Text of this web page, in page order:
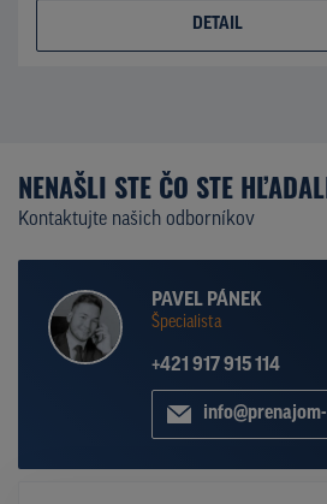
DETAIL
NENAŠLI STE ČO STE
Kontaktujte našich odborníkov
PAVEL PÁNEK
Špecialista
+421 917 915 114